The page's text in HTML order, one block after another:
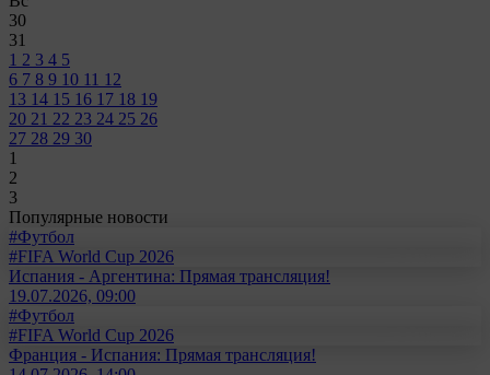
30
31
1 2 3 4 5
6 7 8 9 10 11 12
13 14 15 16 17 18 19
20 21 22 23 24 25 26
27 28 29 30
1
2
3
Популярные новости
#Футбол
#FIFA World Cup 2026
Испания - Аргентина: Прямая трансляция!
19.07.2026, 09:00
#Футбол
#FIFA World Cup 2026
Франция - Испания: Прямая трансляция!